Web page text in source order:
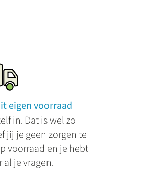
eigen voorraad
in. Dat is wel zo
jij je geen zorgen te
voorraad en je hebt
je vragen.